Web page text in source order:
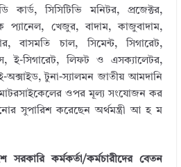
সিসিটিভি মনিটর, প্রজেক্টর,
প্যানেল, খেজুর, বাদাম, কাজুবাদাম,
বাসমতি চাল, সিমেন্ট, সিগারেট,
ই-সিগারেট, লিফট ও এসক্যালেটর,
অক্সাইড, টুনা-স্যালমন জাতীয় আমদানি
ওপর মূল্য সংযোজন কর
সুপারিশ করেছেন অর্থমন্ত্রী আ হ ম
কর্মকর্তা/কর্মচারীদের বেতন